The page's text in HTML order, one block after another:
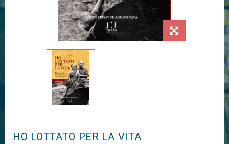
HO LOTTATO PER LA VITA